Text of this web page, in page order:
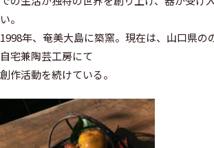
い。
1998年、奄美大島に築窯。現在は、山口県の
自宅兼陶芸工房にて
創作活動を続けている。